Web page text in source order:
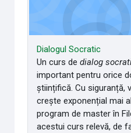
Dialogul Socratic
Un curs dedialog
important pentru orice
științifică. Cu siguranță,
crește exponențial mai
program de master în
acestui curs relevă, de